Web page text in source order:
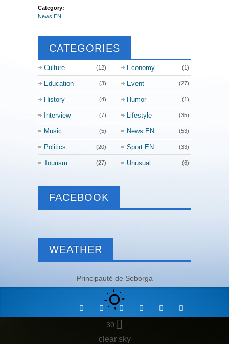
Category:
News EN
CATEGORIES
Culture (12) Economy (1)
Education (3) Event (27)
History (4) Humor (1)
Interview (7) Lifestyle (35)
Music (5) News EN (53)
Politics (20) Sport EN (33)
Tourism (27) Unusual (6)
FACEBOOK
WEATHER
Principauté de Seborga
30
clear sky